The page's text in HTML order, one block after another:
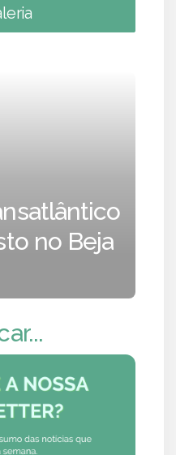
no Beja